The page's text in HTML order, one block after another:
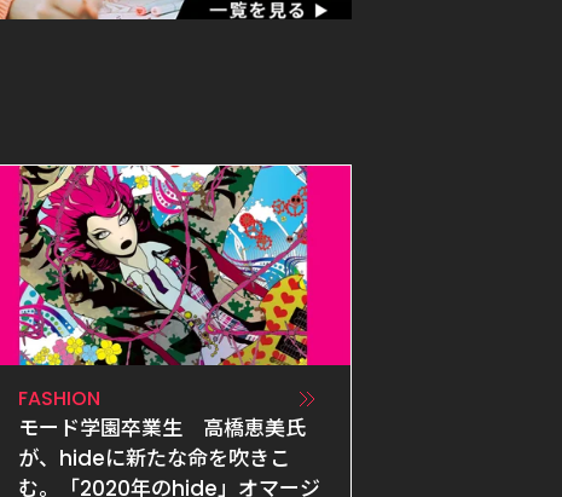
FASHION
モード学園卒業生　高橋恵美氏
が、hideに新たな命を吹きこ
む。「2020年のhide」オマージ